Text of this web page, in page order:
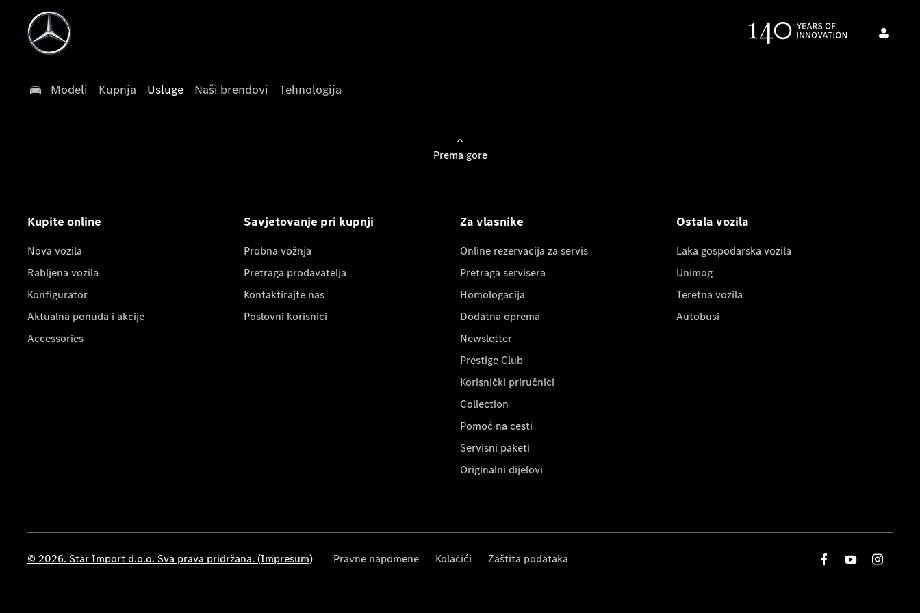
Modeli Kupnja Usluge Naši brendovi Tehnologija
Prema gore
Kupite online
Nova vozila
Rabljena vozila
Konfigurator
Aktualna ponuda i akcije
Accessories
Savjetovanje pri kupnji
Probna vožnja
Pretraga prodavatelja
Kontaktirajte nas
Poslovni korisnici
Za vlasnike
Online rezervacija za servis
Pretraga servisera
Homologacija
Dodatna oprema
Newsletter
Prestige Club
Korisnički priručnici
Collection
Pomoć na cesti
Servisni paketi
Originalni dijelovi
Ostala vozila
Laka gospodarska vozila
Unimog
Teretna vozila
Autobusi
© 2026. Star Import d.o.o. Sva prava pridržana. (Impresum) Pravne napomene Kolačići Zaštita podataka